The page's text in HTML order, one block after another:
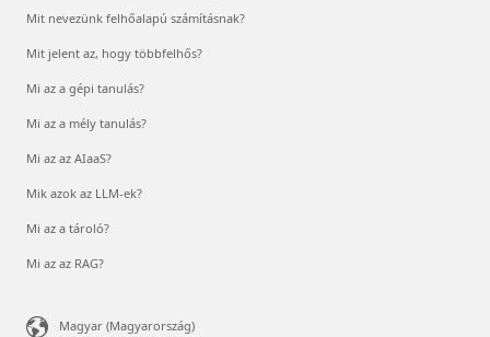
Mit nevezünk felhőalapú számításnak?
Mit jelent az, hogy többfelhős?
Mi az a gépi tanulás?
Mi az a mély tanulás?
Mi az az AIaaS?
Mik azok az LLM-ek?
Mi az a tároló?
Mi az az RAG?
Magyar (Magyarország)